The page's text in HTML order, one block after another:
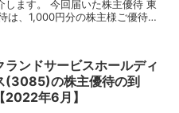
します。 今回届いた株主優待 東
、1,000円分の株主様ご優待券
ランドサービスホールディ
(3085)の株主優待の到
2022年6月】